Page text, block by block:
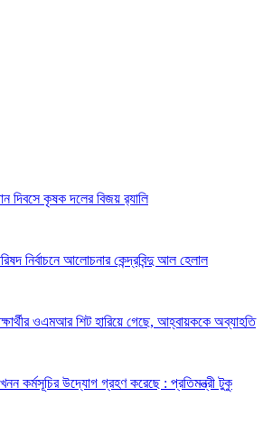
কৃষক দলের বিজয় র‍্যালি
নির্বাচনে আলোচনার কেন্দ্রবিন্দু আল হেলাল
ওএমআর শিট হারিয়ে গেছে, আহ্বায়ককে অব্যাহতি
খনন কর্মসূচির উদ্যোগ গ্রহণ করেছে : প্রতিমন্ত্রী টুকু